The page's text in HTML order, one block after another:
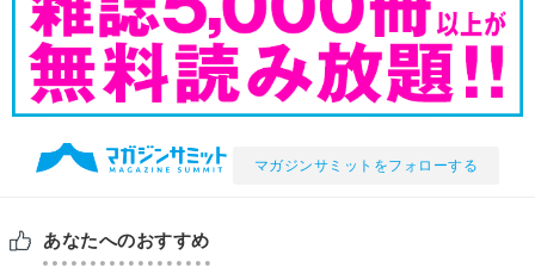
マガジンサミットをフォローする
あなたへのおすすめ